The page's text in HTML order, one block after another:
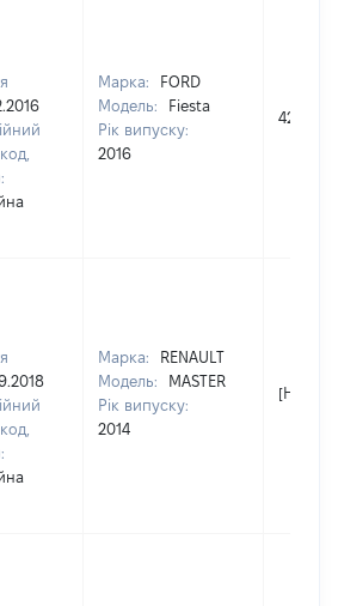
Марка:
FORD
Модель:
Fiesta
Рік випуску:
2016
420000
Марка:
RENAULT
Модель:
MASTER
Рік випуску:
2014
[Не